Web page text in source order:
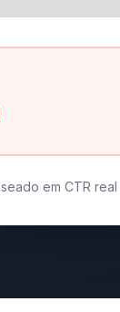
em CTR